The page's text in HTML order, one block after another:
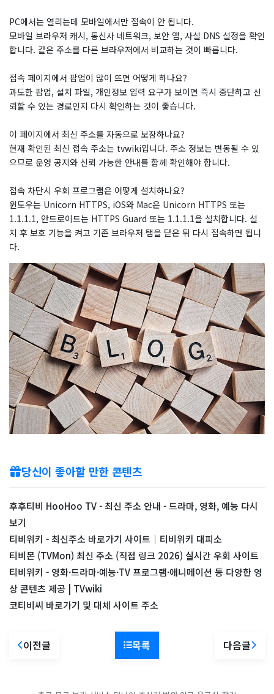
PC에서는 열리는데 모바일에서만 접속이 안 됩니다.
모바일 브라우저 캐시, 통신사 네트워크, 보안 앱, 사설 DNS 설정을 확인
합니다. 같은 주소를 다른 브라우저에서 비교하는 것이 빠릅니다.
접속 페이지에서 팝업이 많이 뜨면 어떻게 하나요?
과도한 팝업, 설치 파일, 개인정보 입력 요구가 보이면 즉시 중단하고 신
뢰할 수 있는 경로인지 다시 확인하는 것이 좋습니다.
이 페이지에서 최신 주소를 자동으로 보장하나요?
현재 확인된 최신 접속 주소는 tvwiki입니다. 주소 정보는 변동될 수 있
으므로 운영 공지와 신뢰 가능한 안내를 함께 확인해야 합니다.
접속 차단시 우회 프로그램은 어떻게 설치하나요?
윈도우는 Unicorn HTTPS, iOS와 Mac은 Unicorn HTTPS 또는
1.1.1.1, 안드로이드는 HTTPS Guard 또는 1.1.1.1을 설치합니다. 설
치 후 보호 기능을 켜고 기존 브라우저 탭을 닫은 뒤 다시 접속하면 됩니
다.
당신이 좋아할 만한 콘텐츠
후후티비 HooHoo TV - 최신 주소 안내 - 드라마, 영화, 예능 다시
보기
티비위키 - 최신주소 바로가기 사이트｜티비위키 대피소
티비몬 (TVMon) 최신 주소 (직접 링크 2026) 실시간 우회 사이트
티비위키 - 영화·드라마·예능·TV 프로그램·애니메이션 등 다양한 영
상 콘텐츠 제공 | TVwiki
코티비씨 바로가기 및 대체 사이트 주소
이전글 목록 다음글